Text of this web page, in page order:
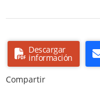
Descargar
información
Compartir